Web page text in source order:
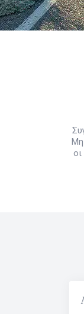
Μη